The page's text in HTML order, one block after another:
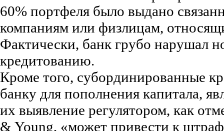
60% портфеля было выдано
компаниям или физлицам,
Фактически, банк грубо нарушал
кредитованию.
Кроме того, субординированные
банку для пополнения капитала,
их выявление регулятором, как
& Young, «может привести к